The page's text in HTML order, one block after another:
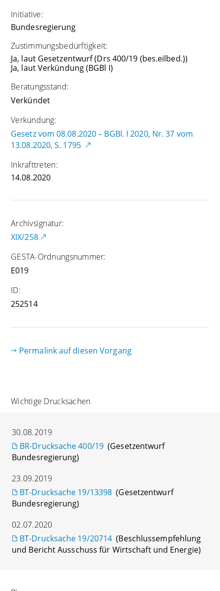
Initiative:
Bundesregierung
Zustimmungsbedürftigkeit:
Ja, laut Gesetzentwurf (Drs 400/19 (bes.eilbed.))
Ja, laut Verkündung (BGBl I)
Beratungsstand:
Verkündet
Verkündung:
Gesetz vom 08.08.2020 – BGBl. I 2020, Nr. 37 vom
13.08.2020, S. 1795
Inkrafttreten:
14.08.2020
Archivsignatur:
XIX/258
GESTA-Ordnungsnummer:
E019
ID:
252514
Permalink auf diesen Vorgang
Wichtige Drucksachen
30.08.2019
BR-Drucksache 400/19 (Gesetzentwurf
Bundesregierung)
23.09.2019
BT-Drucksache 19/13398 (Gesetzentwurf
Bundesregierung)
02.07.2020
BT-Drucksache 19/20714 (Beschlussempfehlung
und Bericht Ausschuss für Wirtschaft und Energie)